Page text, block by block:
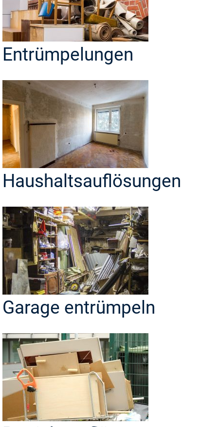
Entrümpelungen
Haushaltsauflösungen
Garage entrümpeln